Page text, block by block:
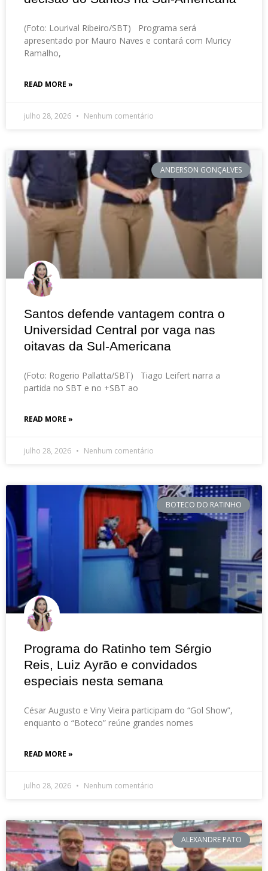
(Foto: Lourival Ribeiro/SBT) Programa será
apresentado por Mauro Naves e contará com Muricy
Ramalho,
READ MORE »
julho 28, 2026 Nenhum comentário
ANDERSON GONÇALVES
Santos defende vantagem contra o
Universidad Central por vaga nas
oitavas da Sul-Americana
(Foto: Rogerio Pallatta/SBT) Tiago Leifert narra a
partida no SBT e no +SBT ao
READ MORE »
julho 28, 2026 Nenhum comentário
BOTECO DO RATINHO
Programa do Ratinho tem Sérgio
Reis, Luiz Ayrão e convidados
especiais nesta semana
César Augusto e Viny Vieira participam do “Gol Show”,
enquanto o “Boteco” reúne grandes nomes
READ MORE »
julho 28, 2026 Nenhum comentário
ALEXANDRE PATO